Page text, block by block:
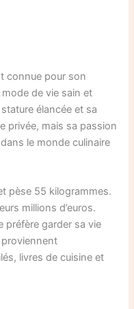
connue pour son
de vie sain et
élancée et sa
privée, mais sa passion
le monde culinaire
pèse 55 kilogrammes.
millions d’euros.
préfère garder sa vie
livres de cuisine et